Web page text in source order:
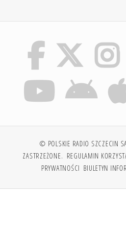
© POLSKIE RADIO SZCZECIN
ZASTRZEŻONE. REGULAMIN
PRYWATNOŚCI BIULETYN